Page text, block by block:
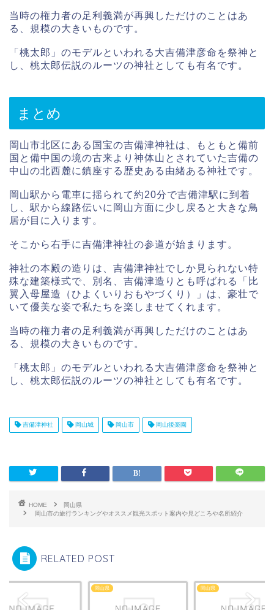
当時の権力者の足利義満が再興しただけのことはあ
る、規模の大きいものです。
「桃太郎」のモデルといわれる大吉備津彦命を祭神と
し、桃太郎伝説のルーツの神社としても有名です。
まとめ
岡山市北区にある国宝の吉備津神社は、もともと備前
国と備中国の境の古来より神体山とされていた吉備の
中山の北西麓に鎮座する歴史ある由緒ある神社です。
岡山駅から電車に揺られて約20分で吉備津駅に到着
し、駅から線路伝いに岡山方面に少し戻ると大きな鳥
居が目に入ります。
そこから右手に吉備津神社の参道が始まります。
神社の本殿の造りは、吉備津神社でしか見られない特
殊な建築様式で、別名、吉備津造りとも呼ばれる「比
翼入母屋造（ひよくいりおもやづくり）」は、豪壮で
いて優美な姿で私たちを楽しませてくれます。
当時の権力者の足利義満が再興しただけのことはあ
る、規模の大きいものです。
「桃太郎」のモデルといわれる大吉備津彦命を祭神と
し、桃太郎伝説のルーツの神社としても有名です。
吉備津神社 岡山城 岡山市 岡山後楽園
HOME
岡山県
岡山市の旅行ランキングやオススメ観光スポット案内や見どころや名所紹介
RELATED POST
岡山県 岡山県